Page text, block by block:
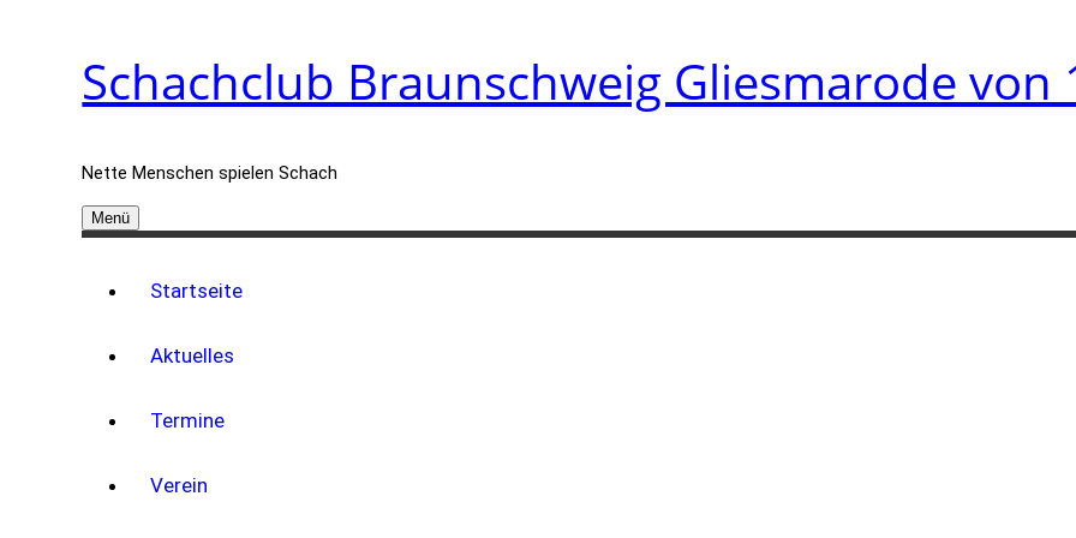
springenSchachclub Braunschweig Gliesmarode von
Nette Menschen spielen Schach
Menü
Startseite
Aktuelles
Termine
Verein